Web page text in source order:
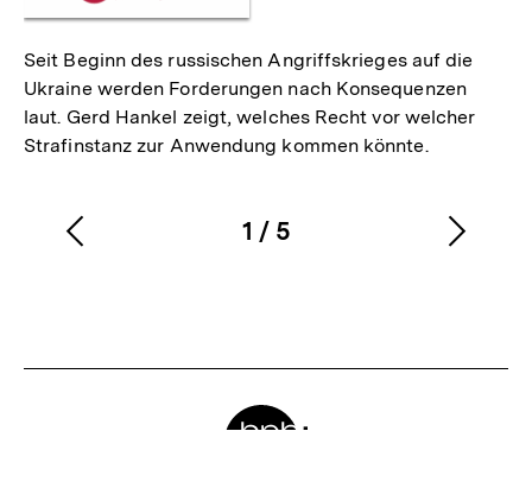
Seit Beginn des russischen Angriffskrieges auf die
Ukraine werden Forderungen nach Konsequenzen
laut. Gerd Hankel zeigt, welches Recht vor welcher
Strafinstanz zur Anwendung kommen könnte.
Karussellinhalt
1
von
/ 5
Vorherigen